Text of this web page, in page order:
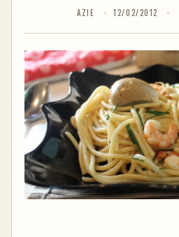
AZIE 12/02/2012